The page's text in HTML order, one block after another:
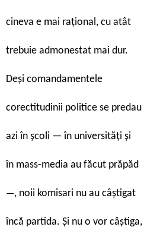
cineva e mai rațional, cu atât
trebuie admonestat mai dur.
Deși comandamentele
corectitudinii politice se predau
azi în școli — în universități și
în mass-media au făcut prăpăd
—, noii komisari nu au câștigat
încă partida. Și nu o vor câștiga,